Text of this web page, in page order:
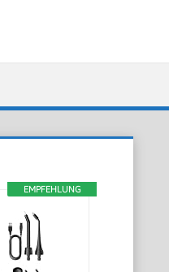
EMPFEHLUNG